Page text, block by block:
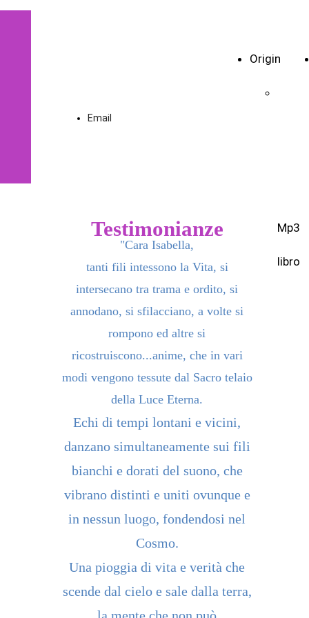
Email
Origin
Mp3
libro
Testimonianze
"Cara Isabella,
tanti fili intessono la Vita, si
intersecano tra trama e ordito, si
annodano, si sfilacciano, a volte si
rompono ed altre si
ricostruiscono...anime, che in vari
modi vengono tessute dal Sacro telaio
della Luce Eterna.
Echi di tempi lontani e vicini,
danzano simultaneamente sui fili
bianchi e dorati del suono, che
vibrano distinti e uniti ovunque e
in nessun luogo, fondendosi nel
Cosmo.
Una pioggia di vita e verità che
scende dal cielo e sale dalla terra,